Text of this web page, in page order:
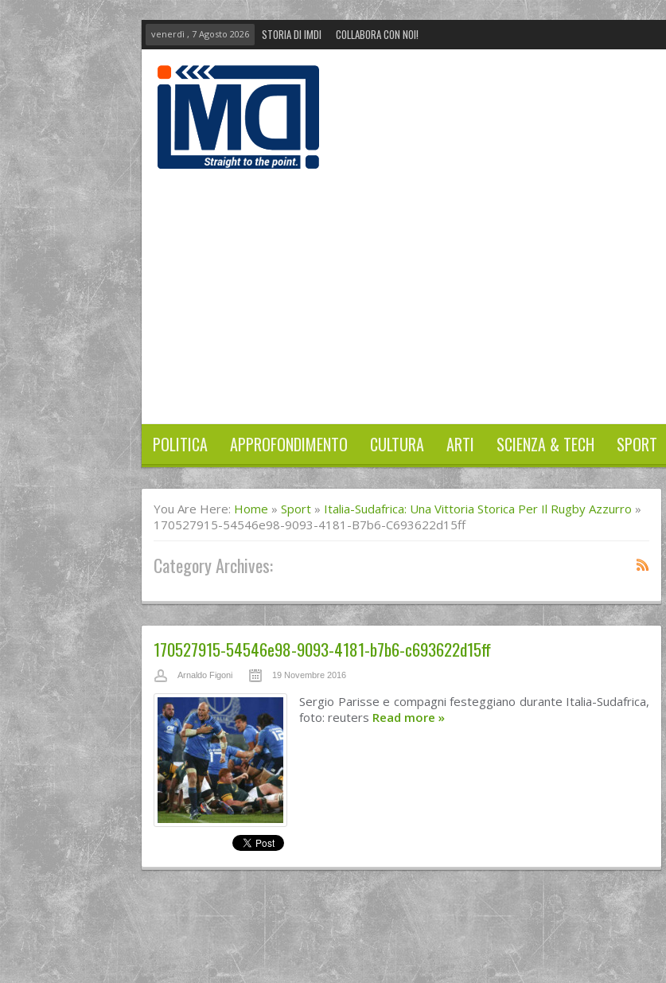
venerdì , 7 Agosto 2026 STORIA DI IMDI COLLABORA CON NOI!
POLITICA APPROFONDIMENTO CULTURA ARTI SCIENZA & TECH SPORT
You Are Here: Home » Sport » Italia-Sudafrica: Una Vittoria Storica Per Il Rugby Azzurro »
170527915-54546e98-9093-4181-B7b6-C693622d15ff
Category Archives:
170527915-54546e98-9093-4181-b7b6-c693622d15ff
Arnaldo Figoni 19 Novembre 2016
Sergio Parisse e compagni festeggiano durante Italia-Sudafrica,
foto: reuters Read more »